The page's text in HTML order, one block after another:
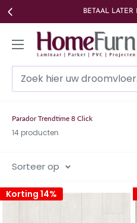
Ga
naar
LAAGSTE
Homefurn
Parador Trendtime 8 Click
14 producten
Sorteer op
Korting 14%